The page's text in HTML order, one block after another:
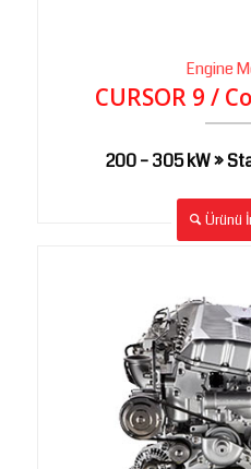
Engine
CURSOR 9 /
200 – 305 kW »
Ürünü